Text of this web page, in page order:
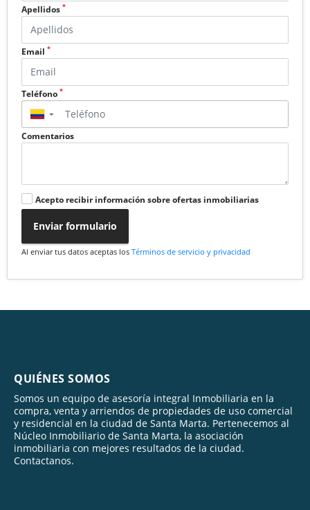
Apellidos *
Email *
Teléfono *
▼
Comentarios
Acepto recibir información sobre ofertas inmobiliarias
Enviar formulario
Al enviar tus datos aceptas los Términos de servicio y privacidad
QUIÉNES SOMOS
Somos un equipo de asesoría integral Inmobiliaria en la
compra, venta y arriendos de propiedades de uso comercial
y residencial en la ciudad de Santa Marta. Pertenecemos al
Núcleo Inmobiliario de Santa Marta, la asociación
inmobiliaria con mejores resultados de la ciudad.
Contactanos.